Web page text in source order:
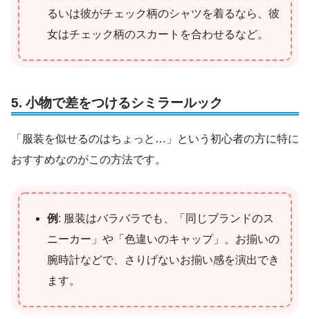
るいは彼がチェック柄のシャツを着るなら、彼
女はチェック柄のスカートを合わせるなど。
5. 小物で差をつけるシミラールック
「服装を似せるのはちょっと…」という初心者の方に特に
おすすめなのがこの方法です。
例 : 服装はバラバラでも、「同じブランドのス
ニーカー」や「色違いのキャップ」、お揃いの
腕時計などで、さりげないお揃い感を演出でき
ます。